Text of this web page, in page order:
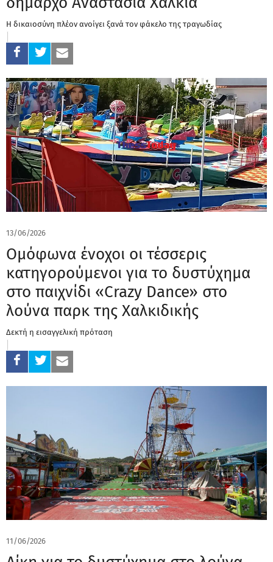
Η δικαιοσύνη πλέον ανοίγει ξανά τον φάκελο της τραγωδίας
13/06/2026
Ομόφωνα ένοχοι οι τέσσερις
κατηγορούμενοι για το δυστύχημα
στο παιχνίδι «Crazy Dance» στο
λούνα παρκ της Χαλκιδικής
Δεκτή η εισαγγελική πρόταση
11/06/2026